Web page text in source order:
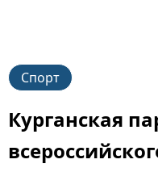
Спорт
Курганская